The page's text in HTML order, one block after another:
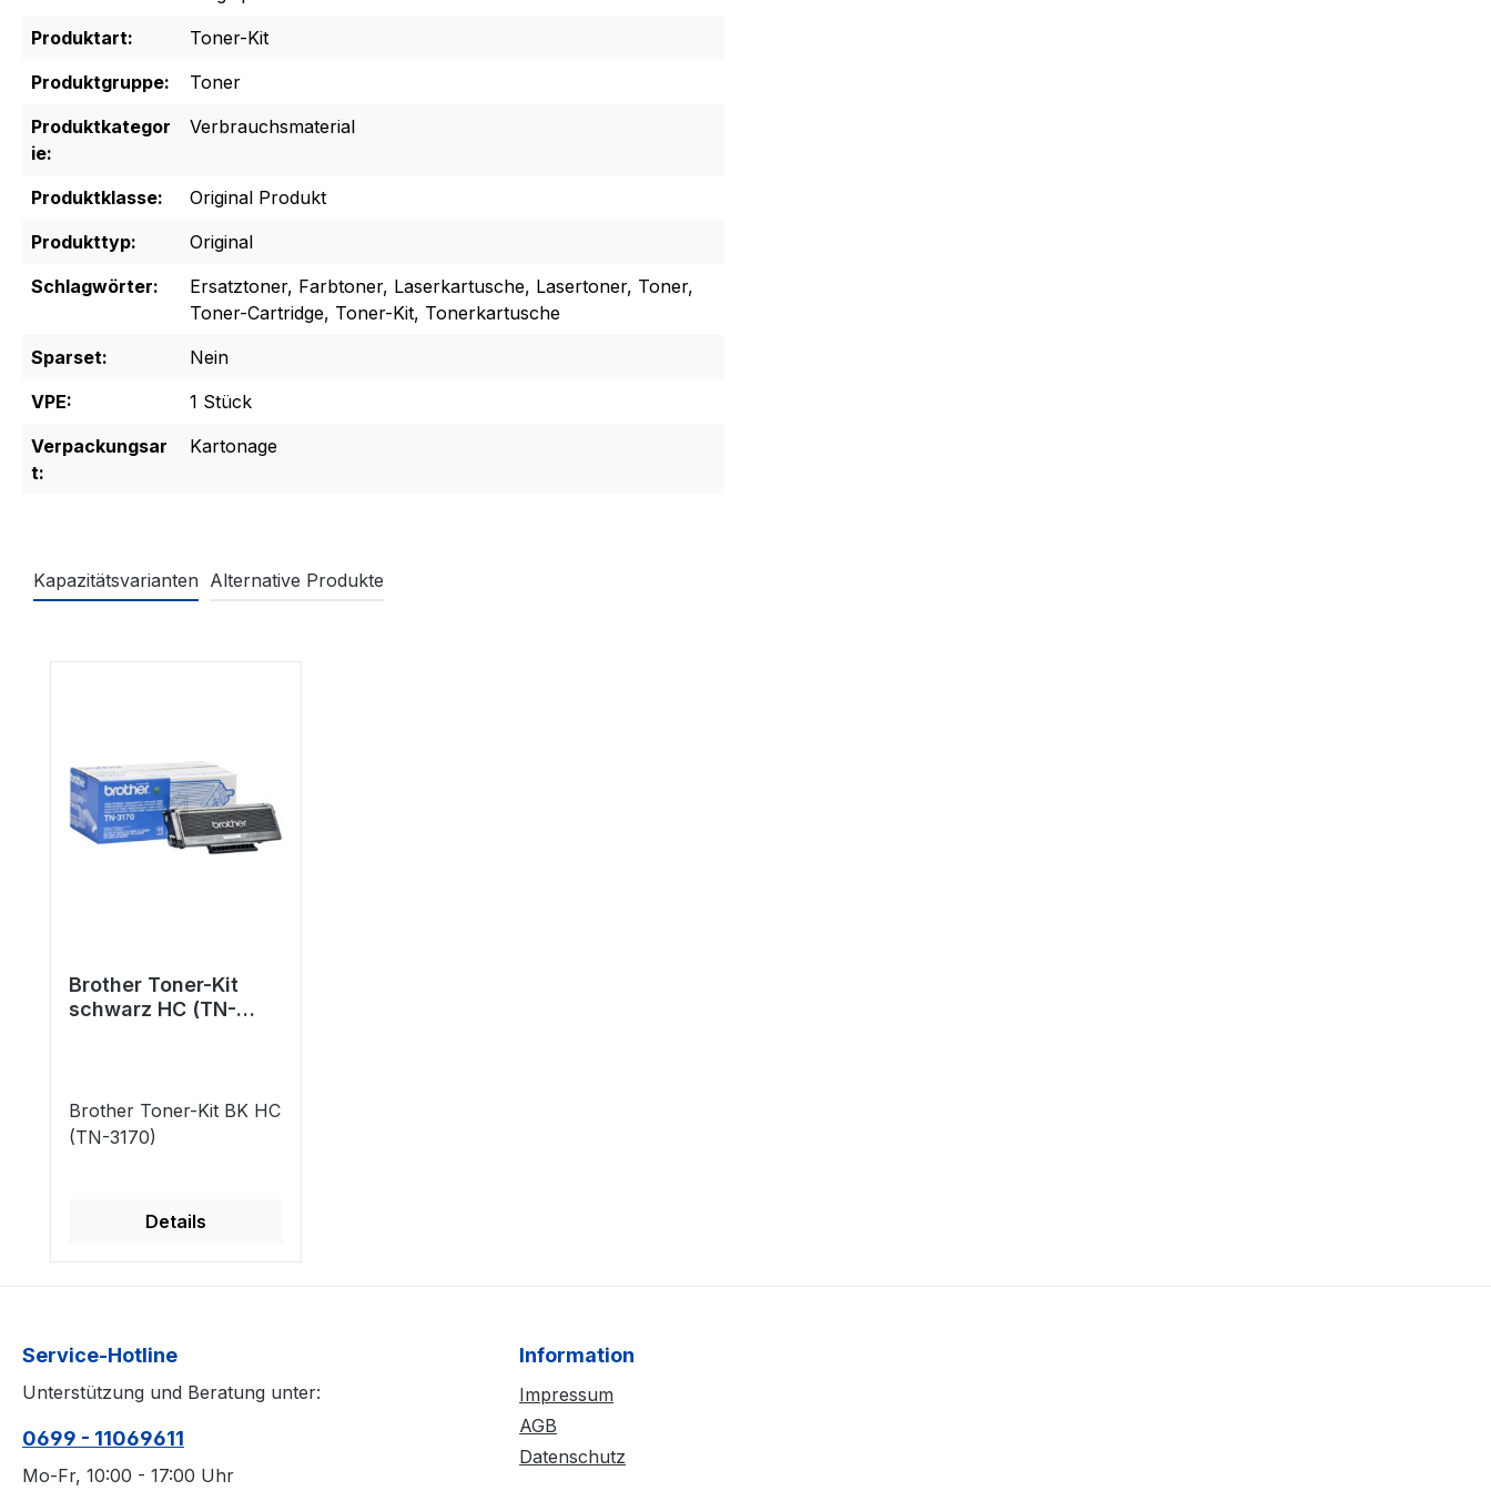
Produktart:
Toner-Kit
Produktgruppe:
Toner
Produktkategor
ie:
Verbrauchsmaterial
Produktklasse:
Original Produkt
Produkttyp:
Original
Schlagwörter:
Ersatztoner, Farbtoner, Laserkartusche, Lasertoner, Toner,
Toner-Cartridge, Toner-Kit, Tonerkartusche
Sparset:
Nein
VPE:
1 Stück
Verpackungsar
t:
Kartonage
Kapazitätsvarianten Alternative Produkte
Brother Toner-Kit
schwarz HC (TN-
Brother Toner-Kit BK HC
(TN-3170)
Details
Service-Hotline
Unterstützung und Beratung unter:
0699 - 11069611
Mo-Fr, 10:00 - 17:00 Uhr
Information
Impressum
AGB
Datenschutz